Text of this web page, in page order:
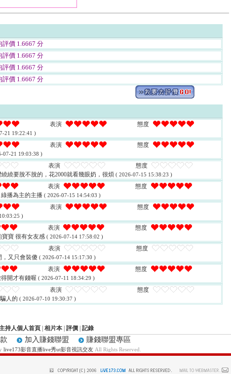
評價 1.6667 分
評價 1.6667 分
評價 1.6667 分
評價 1.6667 分
表演 態度
21 19:22:41 )
表演 態度
07-21 19:03:38 )
表演 態度
繞要脫不脫的，花2000就看幾眼奶，很煩 ( 2026-07-15 15:38:23 )
表演 態度
播為主的主播 ( 2026-07-15 14:54:03 )
表演 態度
)
表演 態度
寶寶 很有女友感 ( 2026-07-14 17:58:02 )
表演 態度
，又只會裝傻 ( 2026-07-14 15:17:30 )
表演 態度
開才有錢喔 ( 2026-07-11 18:34:29 )
表演 態度
人的 ( 2026-07-10 19:30:37 )
持人個人首頁 相片本 評價 記錄
加入賺錢聯盟 賺錢聯盟專區
live173影音直播live秀ut影音視訊交友All Rights Reserved.